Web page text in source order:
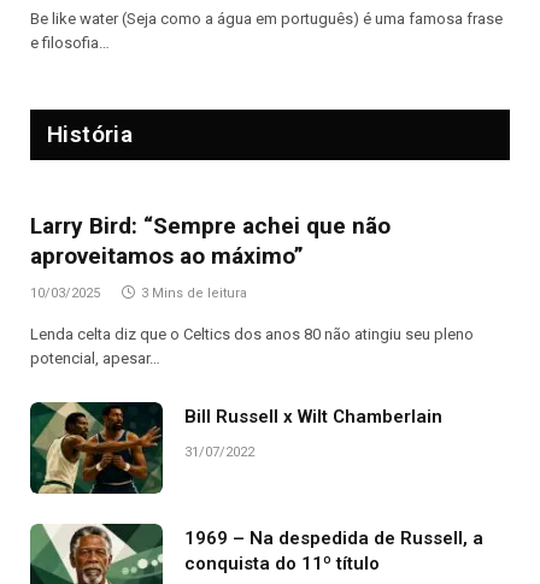
Be like water (Seja como a água em português) é uma famosa frase
e filosofia…
História
Larry Bird: “Sempre achei que não
aproveitamos ao máximo”
10/03/2025 3 Mins de leitura
Lenda celta diz que o Celtics dos anos 80 não atingiu seu pleno
potencial, apesar…
Bill Russell x Wilt Chamberlain
31/07/2022
1969 – Na despedida de Russell, a
conquista do 11º título